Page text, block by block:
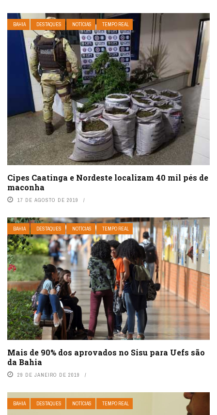
BAHIA DESTAQUES NOTÍCIAS TEMPO REAL
Cipes Caatinga e Nordeste localizam 40 mil pés de
maconha
17 DE AGOSTO DE 2019
BAHIA DESTAQUES NOTÍCIAS TEMPO REAL
Mais de 90% dos aprovados no Sisu para Uefs são
da Bahia
29 DE JANEIRO DE 2019
BAHIA DESTAQUES NOTÍCIAS TEMPO REAL